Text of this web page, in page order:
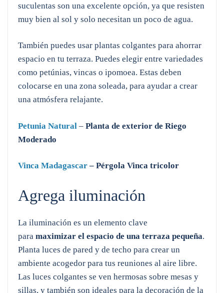
suculentas son una excelente opción, ya que resisten
muy bien al sol y solo necesitan un poco de agua.
También puedes usar plantas colgantes para ahorrar
espacio en tu terraza. Puedes elegir entre variedades
como petúnias, vincas o ipomoea. Estas deben
colocarse en una zona soleada, para ayudar a crear
una atmósfera relajante.
Petunia Natural – Planta de exterior de Riego
Moderado
Vinca Madagascar – Pérgola Vinca tricolor
Agrega iluminación
La iluminación es un elemento clave
para maximizar el espacio de una terraza pequeña.
Planta luces de pared y de techo para crear un
ambiente acogedor para tus reuniones al aire libre.
Las luces colgantes se ven hermosas sobre mesas y
sillas, y también son ideales para la decoración de la